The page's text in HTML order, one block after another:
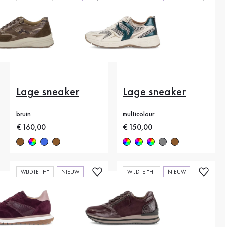
Lage sneaker
bruin
Nieuwe prijs
€ 160,00
Lage sneaker
multicolour
Nieuwe prijs
€ 150,00
WIJDTE "H" NIEUW WIJDTE "H" NIEUW